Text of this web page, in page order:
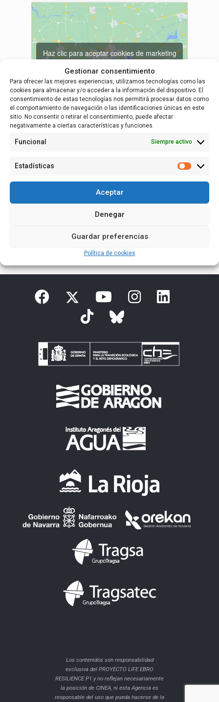
Gestionar consentimiento
Para ofrecer las mejores experiencias, utilizamos tecnologías como las
cookies para almacenar y/o acceder a la información del dispositivo. El
consentimiento de estas tecnologías nos permitirá procesar datos como
el comportamiento de navegación o las identificaciones únicas en este
sitio. No consentir o retirar el consentimiento, puede afectar
negativamente a ciertas características y funciones.
Funcional Siempre activo
Estadísticas
Aceptar
Denegar
Guardar preferencias
Política de cookies
Ayuntamiento de Alfaro
C/ Las Pozas 14
Haz clic para aceptar cookies de marketing
Los contenidos son responsabilidad
exclusiva del PROYECTO LIFE EBRO
RESILIENCE P1 y no reflejan necesariamente
la posición de CINEA, ni esta Agencia es
responsable del uso que pueda hacerse de la
Español